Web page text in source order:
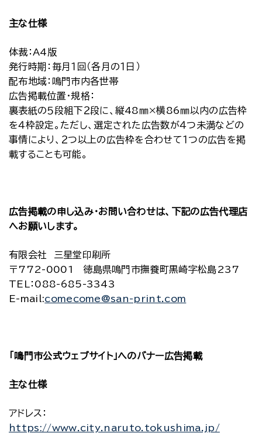
主な仕様
体裁：A4版
発行時期：毎月１回（各月の１日）
配布地域：鳴門市内各世帯
広告掲載位置・規格：
裏表紙の５段組下２段に、縦48㎜×横86㎜以内の広告枠
を４枠設定。ただし、選定された広告数が４つ未満などの
事情により、２つ以上の広告枠を合わせて１つの広告を掲
載することも可能。
広告掲載の申し込み・お問い合わせは、下記の広告代理店
へお願いします。
有限会社 三星堂印刷所
〒772-0001 徳島県鳴門市撫養町黒崎字松島237
TEL：088-685-3343
E-mail:comecome@san-print.com
「鳴門市公式ウェブサイト」へのバナー広告掲載
主な仕様
アドレス：
https://www.city.naruto.tokushima.jp/